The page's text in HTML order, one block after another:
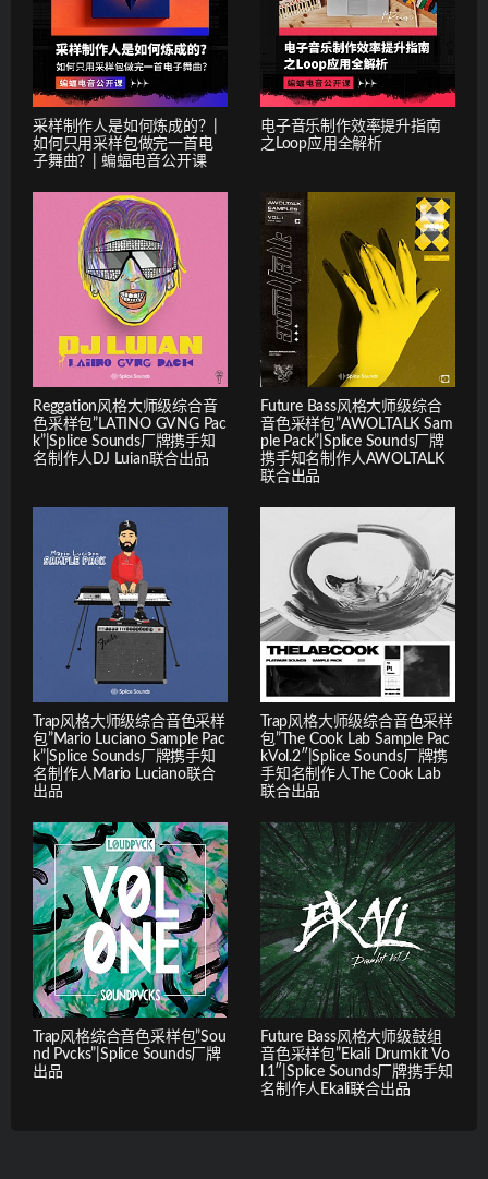
采样制作人是如何炼成的？|
如何只用采样包做完一首电
子舞曲？| 蝙蝠电音公开课
电子音乐制作效率提升指南
之Loop应用全解析
Reggation风格大师级综合音
色采样包”LATINO GVNG Pac
k”|Splice Sounds厂牌携手知
名制作人DJ Luian联合出品
Future Bass风格大师级综合
音色采样包”AWOLTALK Sam
ple Pack”|Splice Sounds厂牌
携手知名制作人AWOLTALK
联合出品
Trap风格大师级综合音色采样
包”Mario Luciano Sample Pac
k”|Splice Sounds厂牌携手知
名制作人Mario Luciano联合
出品
Trap风格大师级综合音色采样
包”The Cook Lab Sample Pac
kVol.2″|Splice Sounds厂牌携
手知名制作人The Cook Lab
联合出品
Trap风格综合音色采样包”Sou
nd Pvcks”|Splice Sounds厂牌
出品
Future Bass风格大师级鼓组
音色采样包”Ekali Drumkit Vo
l.1″|Splice Sounds厂牌携手知
名制作人Ekali联合出品